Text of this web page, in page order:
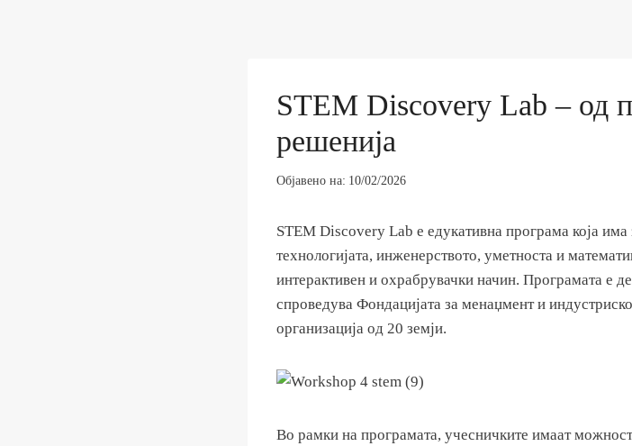
STEM Discovery Lab – од
решенија
Објавено на: 10/02/2026
STEM Discovery Lab е едукативна програма која
технологијата, инженерството, уметноста и
интерактивен и охрабрувачки начин. Програмата е
спроведува Фондацијата за менаџмент и
организација од 20 земји.
Во рамки на програмата, учесничките имаат